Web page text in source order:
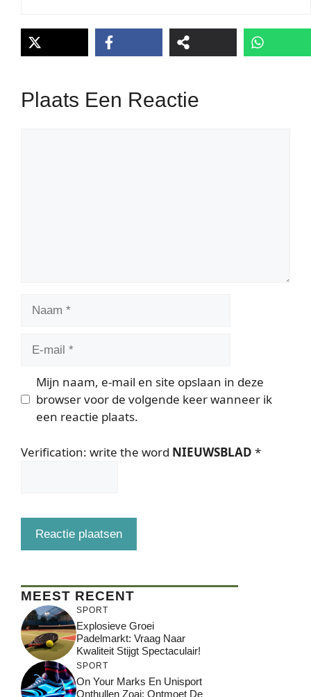
Plaats Een Reactie
Mijn naam, e-mail en site opslaan in deze
browser voor de volgende keer wanneer ik
een reactie plaats.
Verification: write the word NIEUWSBLAD *
MEEST RECENT
SPORT
Explosieve Groei
Padelmarkt: Vraag Naar
Kwaliteit Stijgt Spectaculair!
SPORT
On Your Marks En Unisport
Onthullen Zoai: Ontmoet De